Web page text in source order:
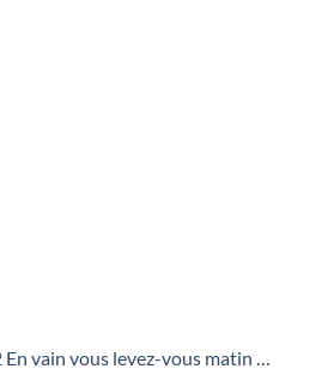
En vain vous levez-vous matin …